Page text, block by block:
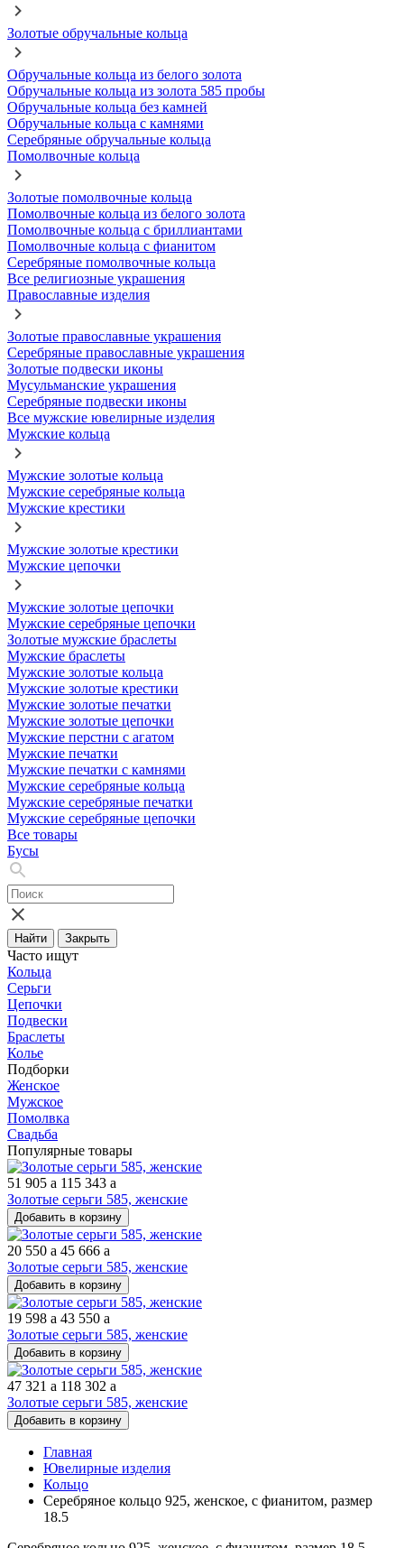
Золотые обручальные кольца
Обручальные кольца из белого золота
Обручальные кольца из золота 585 пробы
Обручальные кольца без камней
Обручальные кольца с камнями
Серебряные обручальные кольца
Помолвочные кольца
Золотые помолвочные кольца
Помолвочные кольца из белого золота
Помолвочные кольца с бриллиантами
Помолвочные кольца с фианитом
Серебряные помолвочные кольца
Все религиозные украшения
Православные изделия
Золотые православные украшения
Серебряные православные украшения
Золотые подвески иконы
Мусульманские украшения
Серебряные подвески иконы
Все мужские ювелирные изделия
Мужские кольца
Мужские золотые кольца
Мужские серебряные кольца
Мужские крестики
Мужские золотые крестики
Мужские цепочки
Мужские золотые цепочки
Мужские серебряные цепочки
Золотые мужские браслеты
Мужские браслеты
Мужские золотые кольца
Мужские золотые крестики
Мужские золотые печатки
Мужские золотые цепочки
Мужские перстни с агатом
Мужские печатки
Мужские печатки с камнями
Мужские серебряные кольца
Мужские серебряные печатки
Мужские серебряные цепочки
Все товары
Бусы
Найти Закрыть
Часто ищут
Кольца
Серьги
Цепочки
Подвески
Браслеты
Колье
Подборки
Женское
Мужское
Помолвка
Свадьба
Популярные товары
51 905 a 115 343 a
Золотые серьги 585, женские
Добавить в корзину
20 550 a 45 666 a
Золотые серьги 585, женские
Добавить в корзину
19 598 a 43 550 a
Золотые серьги 585, женские
Добавить в корзину
47 321 a 118 302 a
Золотые серьги 585, женские
Добавить в корзину
Главная
Ювелирные изделия
Кольцо
Серебряное кольцо 925, женское, с фианитом, размер
18.5